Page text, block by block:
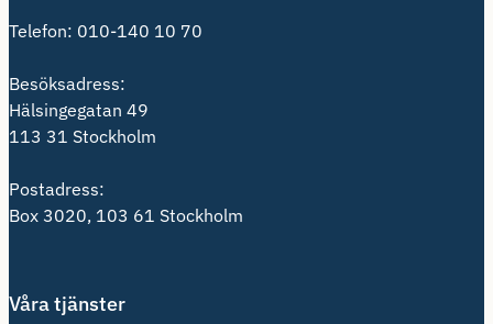
Telefon: 010-140 10 70
Besöksadress:
Hälsingegatan 49
113 31 Stockholm
Postadress:
Box 3020, 103 61 Stockholm
Våra tjänster